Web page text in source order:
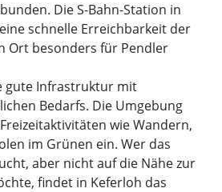
Die S-Bahn-Station in
schnelle Erreichbarkeit der
Ort besonders für Pendler
gute Infrastruktur mit
Bedarfs. Die Umgebung
wie Wandern,
im Grünen ein. Wer das
aber nicht auf die Nähe zur
findet in Keferloh das